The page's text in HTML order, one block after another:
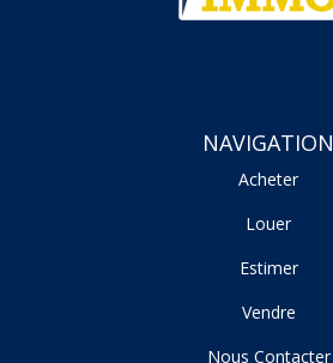
NAVIGATION
Acheter
Louer
Estimer
Vendre
Nous Contacter